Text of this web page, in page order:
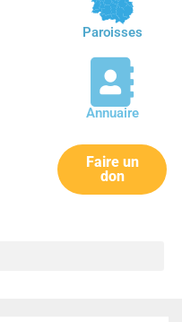
Paroisses
Annuaire
Faire un
don